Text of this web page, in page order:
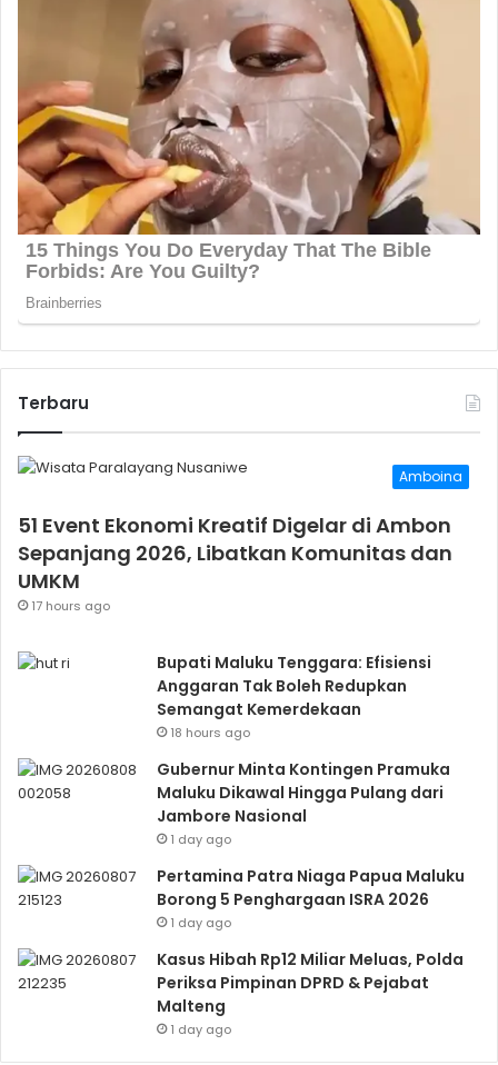
Terbaru
Amboina
51 Event Ekonomi Kreatif Digelar di Ambon
Sepanjang 2026, Libatkan Komunitas dan
UMKM
17 hours ago
Bupati Maluku Tenggara: Efisiensi
Anggaran Tak Boleh Redupkan
Semangat Kemerdekaan
18 hours ago
Gubernur Minta Kontingen Pramuka
Maluku Dikawal Hingga Pulang dari
Jambore Nasional
1 day ago
Pertamina Patra Niaga Papua Maluku
Borong 5 Penghargaan ISRA 2026
1 day ago
Kasus Hibah Rp12 Miliar Meluas, Polda
Periksa Pimpinan DPRD & Pejabat
Malteng
1 day ago